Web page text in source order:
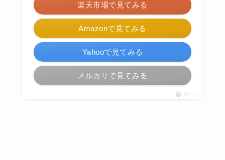
Amazonで見てみる
楽天市場で見てみる
Yahooで見てみる
メルカリで見てみる
ポチップ